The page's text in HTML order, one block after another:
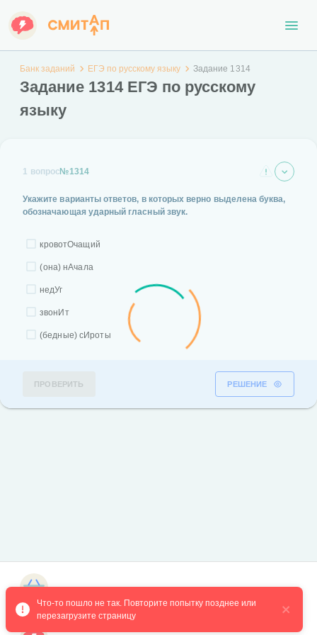
Банк заданий ЕГЭ по русскому языку Задание 1314
Задание 1314 ЕГЭ по русскому
языку
1 вопрос№1314
Укажите варианты ответов, в которых верно выделена буква,
обозначающая ударный гласный звук.
кровотОчащий
(она) нАчала
недУг
звонИт
(бедные) сИроты
ПРОВЕРИТЬ РЕШЕНИЕ
Что-то пошло не так. Повторите попытку позднее или
перезагрузите страницу